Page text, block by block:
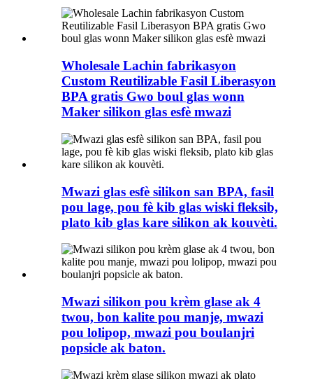
Wholesale Lachin fabrikasyon
Custom Reutilizable Fasil Liberasyon
BPA gratis Gwo boul glas wonn
Maker silikon glas esfè mwazi
Mwazi glas esfè silikon san BPA, fasil
pou lage, pou fè kib glas wiski fleksib,
plato kib glas kare silikon ak kouvèti.
Mwazi silikon pou krèm glase ak 4
twou, bon kalite pou manje, mwazi
pou lolipop, mwazi pou boulanjri
popsicle ak baton.